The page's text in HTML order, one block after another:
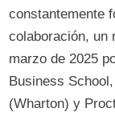
constantemente
colaboración, un
marzo de 2025
Business
(Wharton) y